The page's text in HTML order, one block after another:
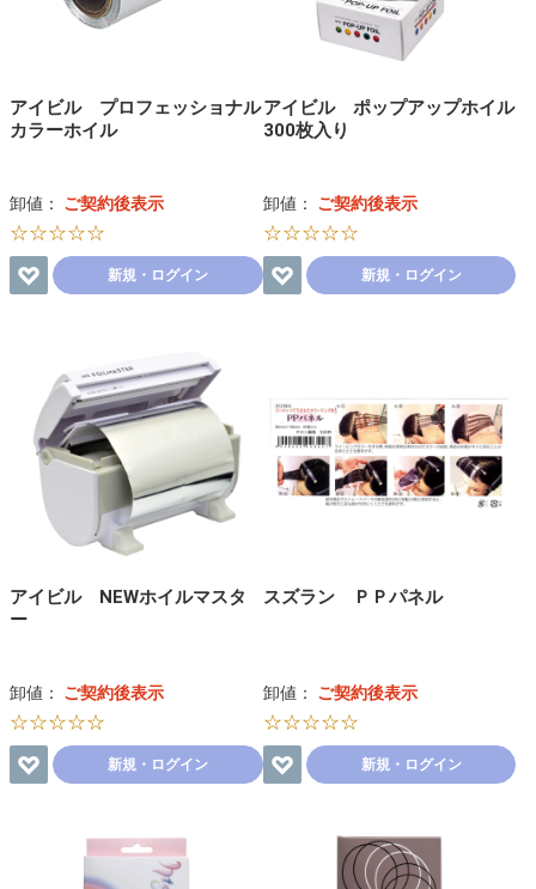
アイビル プロフェッショナル
カラーホイル
卸値： ご契約後表示
☆☆☆☆☆
新規・ログイン
アイビル ポップアップホイル
300枚入り
卸値： ご契約後表示
☆☆☆☆☆
新規・ログイン
アイビル NEWホイルマスタ
ー
卸値： ご契約後表示
☆☆☆☆☆
新規・ログイン
スズラン ＰＰパネル
卸値： ご契約後表示
☆☆☆☆☆
新規・ログイン